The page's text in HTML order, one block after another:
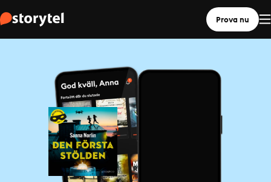
Prova nu